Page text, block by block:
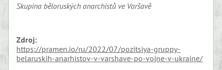
Skupina běloruských anarchistů ve Varšavě
Zdroj:
https://pramen.io/ru/2022/07/pozitsiya-gruppy-
belaruskih-anarhistov-v-varshave-po-vojne-v-ukraine/